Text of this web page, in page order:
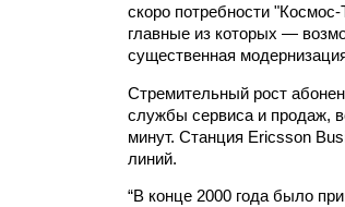
скоро потребности
главные из которых —
существенная
Стремительный рост
службы сервиса и продаж,
минут. Станция Ericsson
линий.
“В конце 2000 года было